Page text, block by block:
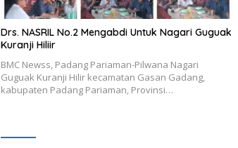
Drs. NASRIL No.2 Mengabdi Untuk Nagari Guguak
Kuranji Hiliir
BMC Newss, Padang Pariaman-Pilwana Nagari
Guguak Kuranji Hilir kecamatan Gasan Gadang,
kabupaten Padang Pariaman, Provinsi…